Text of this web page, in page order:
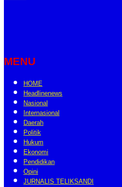
MENU
HOME
Headlinenews
Nasional
Internasional
Daerah
Politik
Hukum
Ekonomi
Pendidikan
Opini
JURNALIS TELIKSANDI